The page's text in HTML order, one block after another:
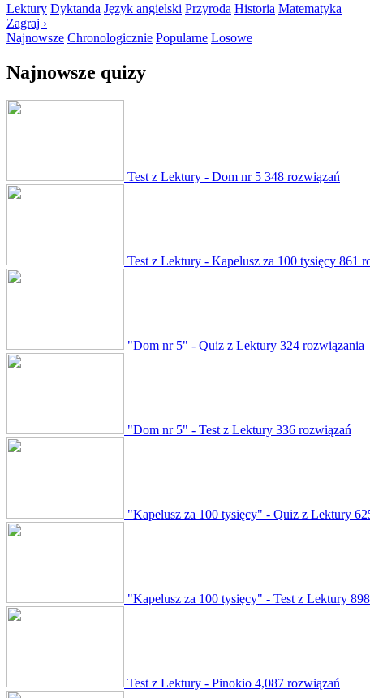
Lektury Dyktanda Język angielski Przyroda Historia Matematyka
Zagraj ›
Najnowsze Chronologicznie Popularne Losowe
Najnowsze quizy
Test z Lektury - Dom nr 5 348 rozwiązań
Test z Lektury - Kapelusz za 100 tysięcy 861
"Dom nr 5" - Quiz z Lektury 324 rozwiązania
"Dom nr 5" - Test z Lektury 336 rozwiązań
"Kapelusz za 100 tysięcy" - Quiz z Lektury
"Kapelusz za 100 tysięcy" - Test z Lektury
Test z Lektury - Pinokio 4,087 rozwiązań